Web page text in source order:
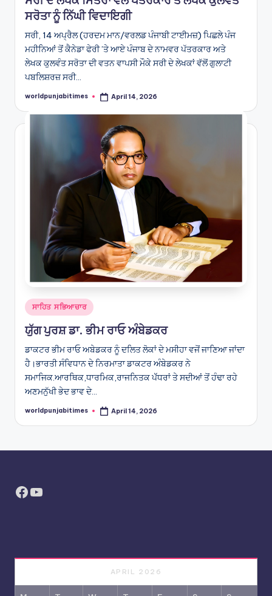
ਸਰੋਤਾ ਨੂੰ ਨਿੱਘੀ ਵਿਦਾਇਗੀ
ਸਰੀ, 14 ਅਪ੍ਰੈਲ (ਹਰਦਮ ਮਾਨ/ਵਰਲਡ ਪੰਜਾਬੀ ਟਾਈਮਜ਼) ਪਿਛਲੇ ਪੰਜ
ਮਹੀਨਿਆਂ ਤੋਂ ਕੈਨੇਡਾ ਫੇਰੀ ’ਤੇ ਆਏ ਪੰਜਾਬ ਦੇ ਨਾਮਵਰ ਪੱਤਰਕਾਰ ਅਤੇ
ਲੇਖਕ ਕੁਲਵੰਤ ਸਰੋਤਾ ਦੀ ਵਤਨ ਵਾਪਸੀ ਮੌਕੇ ਸਰੀ ਦੇ ਲੇਖਕਾਂ ਵੱਲੋਂ ਗੁਲਾਟੀ
ਪਬਲਿਸ਼ਰਜ਼ ਸਰੀ…
Posted
worldpunjabitimes April 14, 2026
Posted
in
ਸਾਹਿਤ ਸਭਿਆਚਾਰ
ਯੁੱਗ ਪੁਰਸ਼ ਡਾ. ਭੀਮ ਰਾਓ ਅੰਬੇਡਕਰ
ਡਾਕਟਰ ਭੀਮ ਰਾਓ ਅਬੇਡਕਰ ਨੂੰ ਦਲਿਤ ਲੋਕਾਂ ਦੇ ਮਸੀਹਾ ਵਜੋਂ ਜਾਣਿਆ ਜਾਂਦਾ
ਹੈ।ਭਾਰਤੀ ਸੰਵਿਧਾਨ ਦੇ ਨਿਰਮਾਤਾ ਡਾਕਟਰ ਅੰਬੇਡਕਰ ਨੇ
ਸਮਾਜਿਕ.ਆਰਥਿਕ,ਧਾਰਮਿਕ,ਰਾਜਨਿਤਕ ਪੱੱਧਰਾਂ ਤੇ ਸਦੀਆਂ ਤੋਂ ਹੰਢਾ ਰਹੇ
ਅਣਮਨੁੱਖੀ ਭੇਦ ਭਾਵ ਦੇ…
Posted
worldpunjabitimes April 14, 2026
Facebook
YouTube
APRIL 2026